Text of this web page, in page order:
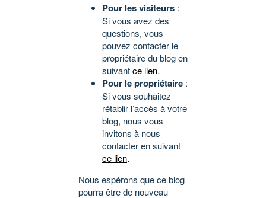
Pour les visiteurs :
Si vous avez des
questions, vous
pouvez contacter le
propriétaire du blog en
suivantce lien.
Pour le propriétaire :
Si vous souhaitez
rétablir l’accès à votre
blog, nous vous
invitons à nous
contacter en suivant
ce lien.
Nous espérons que ce blog
pourra être de nouveau